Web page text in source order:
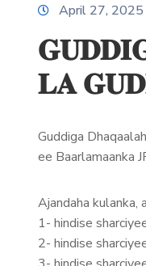
April 27, 2025
𝐋𝐀
Guddiga
ee Baarlamaanka
Ajandaha kulanka,
1- hindise
2- hindise